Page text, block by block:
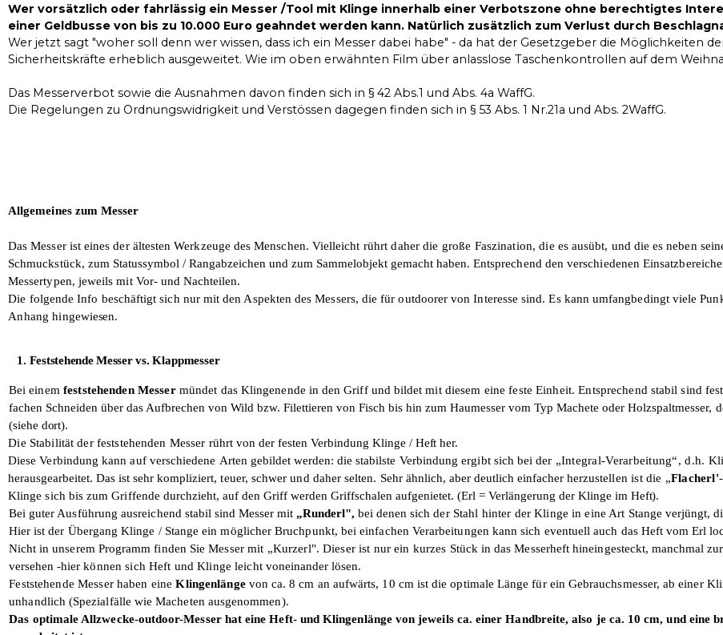
Wer vorsätzlich oder fahrlässig ein Messer /Tool mit Klinge innerhalb einer Verbotszone ohne berechtigtes
einer Geldbusse von bis zu 10.000 Euro geahndet werden kann. Natürlich zusätzlich zum Verlust durch
Wer jetzt sagt "woher soll denn wer wissen, dass ich ein Messer dabei habe" - da hat der Gesetzgeber die Möglichkeiten
Sicherheitskräfte erheblich ausgeweitet. Wie im oben erwähnten Film über anlasslose Taschenkontrollen auf dem
Das Messerverbot sowie die Ausnahmen davon finden sich in § 42 Abs.1 und Abs. 4a WaffG.
Die Regelungen zu Ordnungswidrigkeit und Verstössen dagegen finden sich in § 53 Abs. 1 Nr.21a und Abs. 2WaffG.
Allgemeines zum Messer
Das Messer ist eines der ältesten Werkzeuge des Menschen. Vielleicht rührt daher die große Faszination, die es ausübt, und die es neben
Schmuckstück, zum Statussymbol / Rangabzeichen und zum Sammelobjekt gemacht haben. Entsprechend den verschiedenen
Messertypen, jeweils mit Vor- undNachteilen.
Die folgende Info beschäftigt sich nur mit den Aspekten des Messers, die für outdoorer von Interesse sind. Es kann umfangbedingt viele
Anhang hinge­wiesen.
1. Feststehende Messer vs.Klappmesser
Bei einem feststehenden Messer mündet das Klingenende in den Griff und bildet mit diesem eine feste Einheit. Entsprechendstabil sind
fachen Schneiden über das Aufbrechen von Wild bzw. Filettieren von Fisch bis hin zum Haumesser vom Typ Machete oder Holz­spaltmesser,
(siehe dort).
Die Stabilität der feststehenden Messer rührt von der festen Verbindung Klinge / Heft her.
Diese Verbindung kann auf verschiedene Arten gebildet werden: die stabilste Verbindung ergibt sich bei der „Integral-Verarbeitung“, d.h.
herausgearbeitet. Das ist sehr kompli­ziert, teuer, schwer und daher selten. Sehr ähnlich, aber deutlich einfacher herzu­stellen ist die „Flacherl'
Klinge sich bis zum Griffende durch­zieht, auf den Griff werden Griffschalen aufgenietet. (Erl = Verlängerung der Klingeim Heft).
Bei guter Ausführung ausreichend stabilsind Messer mit „Runderl",bei denen sichder Stahl hinter der Klinge in eine Art Stange verjüngt,
Hier ist der Übergang Klinge / Stange ein möglicher Bruchpunkt, bei einfachen Verarbeitungen kann sich eventuell auch das Heft vom Erl
Nicht in unserem Programm finden SieMesser mit „Kurzerl". Dieser ist nur ein kurzes Stück in das Messerheft hineingesteckt,manchmal
versehen -hier können sich Heft und Klinge leicht voneinander lösen.
Feststehende Messer haben eineKlingen­längevon ca. 8 cm an aufwärts, 10 cm ist die optimale Länge für ein Gebrauchs­messer, ab einer
unhandlich (Spezialfälle wie Macheten ausgenommen).
Das optimale Allzwecke-outdoor-Messer hat eine Heft- und Klingenlänge von jeweils ca. einer Handbreite, also je ca. 10 cm, und